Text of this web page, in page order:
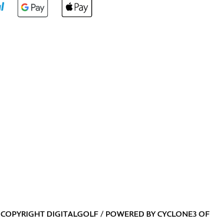
COPYRIGHT DIGITALGOLF / POWERED BYCYCLONE3OF